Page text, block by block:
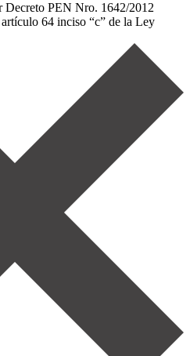
Decreto PEN Nro. 1642/2012
64 inciso “c” de la Ley